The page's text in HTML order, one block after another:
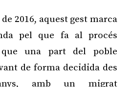
2016, aquest gest marca
pel que fa al procés
que una part del poble
de forma decidida des
amb un migrat